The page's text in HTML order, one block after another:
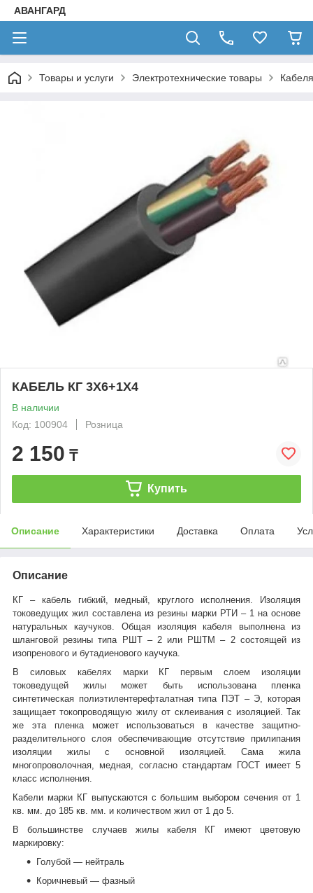
АВАНГАРД
Товары и услуги Электротехнические товары Кабеля
КАБЕЛЬ КГ 3Х6+1Х4
В наличии
Код: 100904
Розница
2 150 ₸
Купить
Описание Характеристики Доставка Оплата
Описание
КГ – кабель гибкий, медный, круглого исполнения. Изоляция
токоведущих жил составлена из резины марки РТИ – 1 на основе
натуральных каучуков. Общая изоляция кабеля выполнена из
шланговой резины типа РШТ – 2 или РШТМ – 2 состоящей из
изопренового и бутадиенового каучука.
В силовых кабелях марки КГ первым слоем изоляции
токоведущей жилы может быть использована пленка
синтетическая полиэтилентерефталатная типа ПЭТ – Э, которая
защищает токопроводящую жилу от склеивания с изоляцией. Так
же эта пленка может использоваться в качестве защитно-
разделительного слоя обеспечивающие отсутствие прилипания
изоляции жилы с основной изоляцией. Сама жила
многопроволочная, медная, согласно стандартам ГОСТ имеет 5
класс исполнения.
Кабели марки КГ выпускаются с большим выбором сечения от 1
кв. мм. до 185 кв. мм. и количеством жил от 1 до 5.
В большинстве случаев жилы кабеля КГ имеют цветовую
маркировку:
Голубой ― нейтраль
Коричневый ― фазный